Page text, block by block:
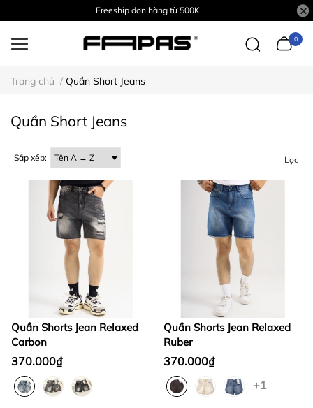
Freeship đơn hàng từ 500K
0
Trang chủ / Quần Short Jeans
Quần Short Jeans
Sắp xếp: Lọc
Quần Shorts Jean Relaxed
Carbon
370.000₫
Quần Shorts Jean Relaxed
Ruber
370.000₫
+1